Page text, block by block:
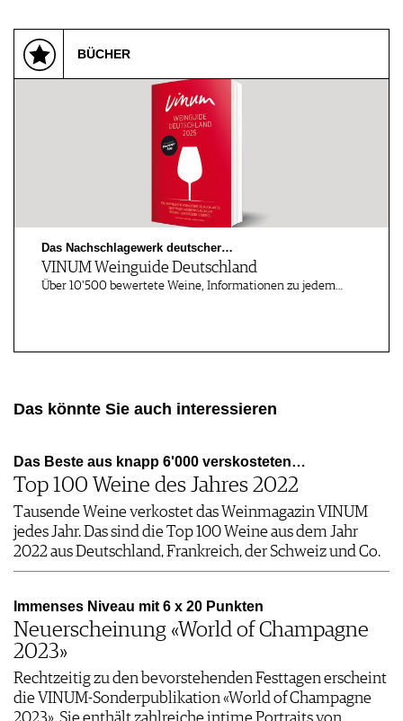
BÜCHER
Das Nachschlagewerk deutscher…
VINUM Weinguide Deutschland
Über 10'500 bewertete Weine, Informationen zu jedem…
Das könnte Sie auch interessieren
Das Beste aus knapp 6'000 verskosteten…
Top 100 Weine des Jahres 2022
Tausende Weine verkostet das Weinmagazin VINUM
jedes Jahr. Das sind die Top 100 Weine aus dem Jahr
2022 aus Deutschland, Frankreich, der Schweiz und Co.
Immenses Niveau mit 6 x 20 Punkten
Neuerscheinung «World of Champagne
2023»
Rechtzeitig zu den bevorstehenden Festtagen erscheint
die VINUM-Sonderpublikation «World of Champagne